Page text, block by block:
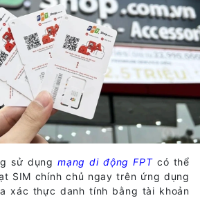
sử dụngmạng di động FPTcó thể
SIM chính chủ ngay trên ứng dụng
xác thực danh tính bằng tài khoản